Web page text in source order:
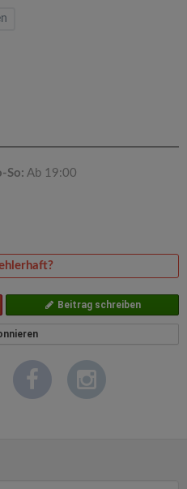
So: Ab 19:00
Beitrag schreiben